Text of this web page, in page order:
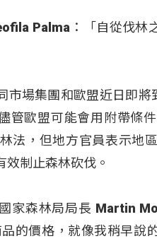
Palma：「自從伐林
市場集團和歐盟近日即
管歐盟可能會用附帶條
法，但地方官員表示地
效制止森林砍伐。
家森林局局長 Martin
的價格，就像我稍早說